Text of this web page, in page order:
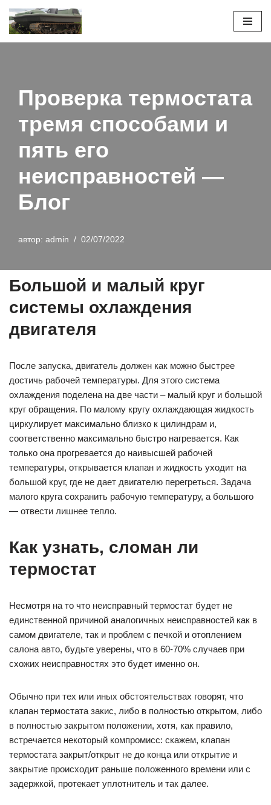
Перейти
Проверка термостата
тремя способами и
пять его
неисправностей —
Блог
автор: admin 02/07/2022
Большой и малый круг
системы охлаждения
двигателя
После запуска, двигатель должен как можно быстрее
достичь рабочей температуры. Для этого система
охлаждения поделена на две части – малый круг и большой
круг обращения. По малому кругу охлаждающая жидкость
циркулирует максимально близко к цилиндрам и,
соответственно максимально быстро нагревается. Как
только она прогревается до наивысшей рабочей
температуры, открывается клапан и жидкость уходит на
большой круг, где не дает двигателю перегреться. Задача
малого круга сохранить рабочую температуру, а большого
— отвести лишнее тепло.
Как узнать, сломан ли
термостат
Несмотря на то что неисправный термостат будет не
единственной причиной аналогичных неисправностей как в
самом двигателе, так и проблем с печкой и отоплением
салона авто, будьте уверены, что в 60-70% случаев при
схожих неисправностях это будет именно он.
Обычно при тех или иных обстоятельствах говорят, что
клапан термостата закис, либо в полностью открытом, либо
в полностью закрытом положении, хотя, как правило,
встречается некоторый компромисс: скажем, клапан
термостата закрыт/открыт не до конца или открытие и
закрытие происходит раньше положенного времени или с
задержкой, протекает уплотнитель и так далее.